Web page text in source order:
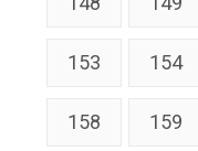
153 154
158 159